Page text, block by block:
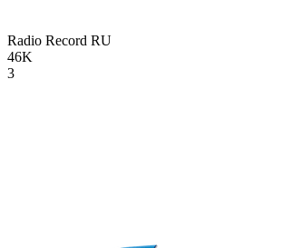
Radio Record RU
46K
3